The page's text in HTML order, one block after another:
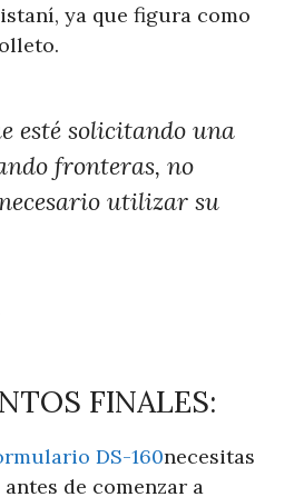
ya que figura como
esté solicitando una
fronteras, no
utilizar su
FINALES:
DS-160necesitas
de comenzar a